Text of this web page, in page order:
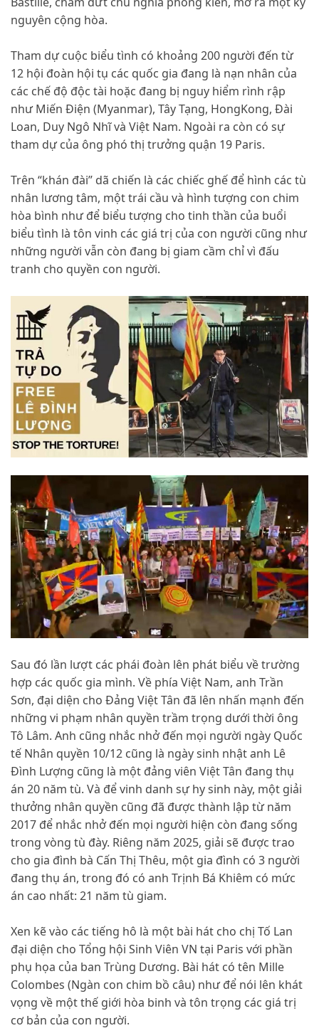
nguyên cộng hòa.
Tham dự cuộc biểu tình có khoảng 200 người đến từ
12 hội đoàn hội tụ các quốc gia đang là nạn nhân của
các chế độ độc tài hoặc đang bị nguy hiểm rình rập
như Miến Điện (Myanmar), Tây Tạng, HongKong, Đài
Loan, Duy Ngô Nhĩ và Việt Nam. Ngoài ra còn có sự
tham dự của ông phó thị trưởng quận 19 Paris.
Trên “khán đài” dã chiến là các chiếc ghế để hình các tù
nhân lương tâm, một trái cầu và hình tượng con chim
hòa bình như để biểu tượng cho tinh thần của buổi
biểu tình là tôn vinh các giá trị của con người cũng như
những người vẫn còn đang bị giam cầm chỉ vì đấu
tranh cho quyền con người.
Sau đó lần lượt các phái đoàn lên phát biểu về trường
hợp các quốc gia mình. Về phía Việt Nam, anh Trần
Sơn, đại diện cho Đảng Việt Tân đã lên nhấn mạnh đến
những vi phạm nhân quyền trầm trọng dưới thời ông
Tô Lâm. Anh cũng nhắc nhở đến mọi người ngày Quốc
tế Nhân quyền 10/12 cũng là ngày sinh nhật anh Lê
Đình Lượng cũng là một đảng viên Việt Tân đang thụ
án 20 năm tù. Và để vinh danh sự hy sinh này, một giải
thưởng nhân quyền cũng đã được thành lập từ năm
2017 để nhắc nhở đến mọi người hiện còn đang sống
trong vòng tù đày. Riêng năm 2025, giải sẽ được trao
cho gia đình bà Cấn Thị Thêu, một gia đình có 3 người
đang thụ án, trong đó có anh Trịnh Bá Khiêm có mức
án cao nhất: 21 năm tù giam.
Xen kẽ vào các tiếng hô là một bài hát cho chị Tố Lan
đại diện cho Tổng hội Sinh Viên VN tại Paris với phần
phụ họa của ban Trùng Dương. Bài hát có tên Mille
Colombes (Ngàn con chim bồ câu) như để nói lên khát
vọng về một thế giới hòa binh và tôn trọng các giá trị
cơ bản của con người.